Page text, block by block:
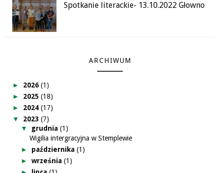
Spotkanie literackie- 13.10.2022 Głowno
ARCHIWUM
► 2026 (1)
► 2025 (18)
► 2024 (17)
▼ 2023 (7)
▼ grudnia (1)
Wigilia intergracyjna w Stemplewie
► października (1)
► września (1)